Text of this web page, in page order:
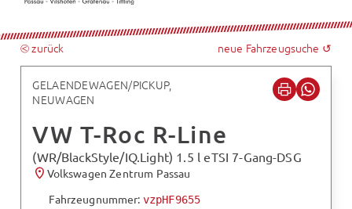
⧀ zurück neue Fahrzeugsuche ↺
GELAENDEWAGEN/PICKUP,
NEUWAGEN
VW T-Roc R-Line
(WR/BlackStyle/IQ.Light) 1.5 l eTSI 7-Gang-DSG
Volkswagen Zentrum Passau
Fahrzeugnummer: vzpHF9655